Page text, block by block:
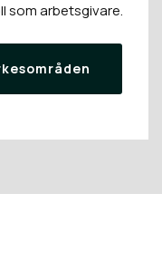
som arbetsgivare.